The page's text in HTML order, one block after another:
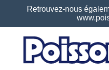
Retrouvez-nous